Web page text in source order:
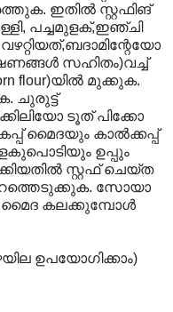
ഇതില്‍ സ്റ്റഫിങ്
പച്ചമുളക്,ഇഞ്ചി
സഹിതം)വച്ച്
flour)യില്‍ മുക്കുക.
ചുരുട്ട്
ടൂത് പിക്കോ
മൈദയും കാല്‍ക്കപ്പ്
ഉപ്പും
സ്റ്റഫ് ചെയ്ത
വറത്തെടുക്കുക. സോയാ‍
മൈദ കലക്കുമ്പോള്‍
ഉപയോഗിക്കാം)